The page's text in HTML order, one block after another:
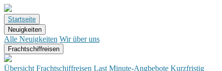
Startseite
Neuigkeiten
Alle Neuigkeiten Wir über uns
Frachtschiffreisen
Übersicht Frachtschiffreisen Last Minute-Angbebote Kurzfristig